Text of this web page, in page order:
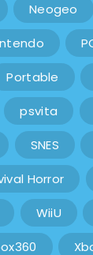
Neogeo
Portable
psvita
SNES
Horror
WiiU